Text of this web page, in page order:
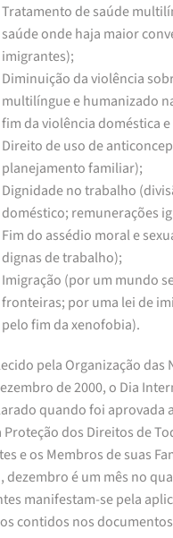
Tratamento de saúde
saúde onde haja maior
imigrantes);
Diminuição da violência
multilíngue e humanizado
fim da violência doméstica e
Direito de uso de
planejamento familiar);
Dignidade no trabalho
doméstico; remunerações
Fim do assédio moral e
dignas de trabalho);
Imigração (por um mundo
fronteiras; por uma lei de
pelo fim da xenofobia).
pela Organização das
de 2000, o Dia
quando foi aprovada
Proteção dos Direitos de
e os Membros de suas
dezembro é um mês no
manifestam-se pela
contidos nos documentos